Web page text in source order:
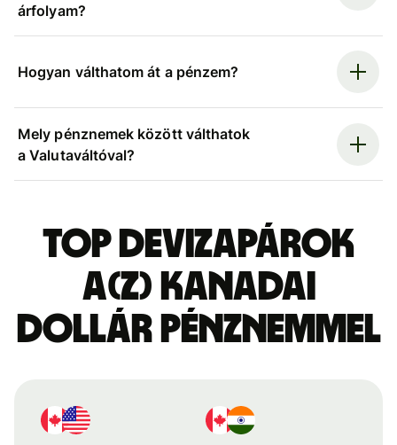
árfolyam?
Hogyan válthatom át a pénzem?
Mely pénznemek között válthatok
a Valutaváltóval?
Top devizapárok
a(z) kanadai
dollár pénznemmel